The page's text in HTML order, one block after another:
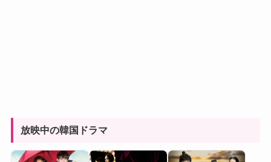
放映中の韓国ドラマ